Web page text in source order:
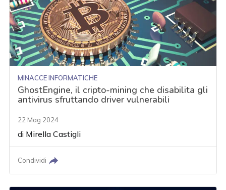
MINACCE INFORMATICHE
GhostEngine, il cripto-mining che disabilita gli
antivirus sfruttando driver vulnerabili
22 Mag 2024
di Mirella Castigli
Condividi